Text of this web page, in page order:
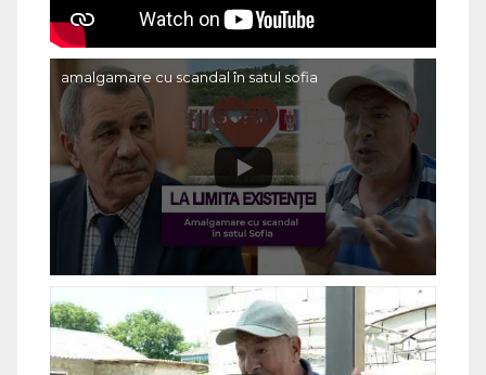
amalgamare cu scandal în satul sofia